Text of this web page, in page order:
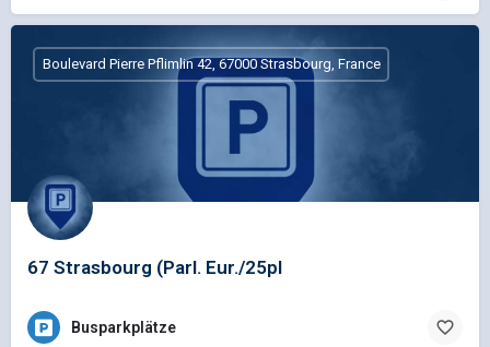
67 Strasbourg (Parl. Eur./25pl
Boulevard Pierre Pflimlin 42, 67000 Strasbourg, France
Busparkplätze